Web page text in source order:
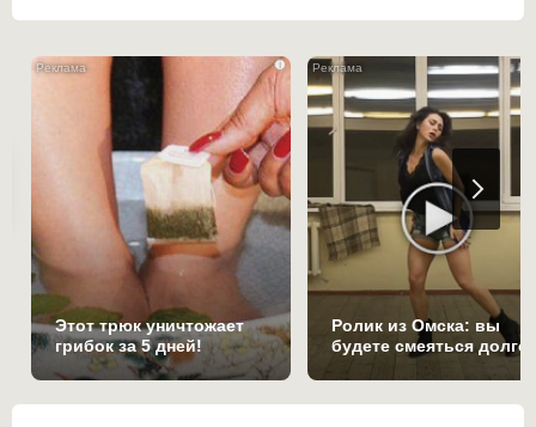
i
Этот трюк уничтожает
грибок за 5 дней!
Ролик из Омска: вы
будете смеяться долго